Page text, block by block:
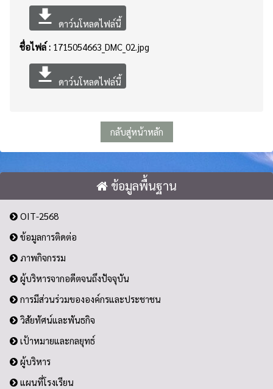
file_download ดาว์นโหลดไฟล์นี้
ชื่อไฟล์ : 1715054663_DMC_02.jpg
file_download ดาว์นโหลดไฟล์นี้
กลับสู่หน้าหลัก
ข้อมูลพื้นฐาน
OIT-2568
ข้อมูลการติดต่อ
ภาพกิจกรรม
ผู้บริหารจากอดีตจนถึงปัจจุบัน
การมีส่วนร่วมขององค์กรและประชาชน
วิสัยทัศน์และพันธกิจ
เป้าหมายและกลยุทธ์
ผู้บริหาร
แผนที่โรงเรียน